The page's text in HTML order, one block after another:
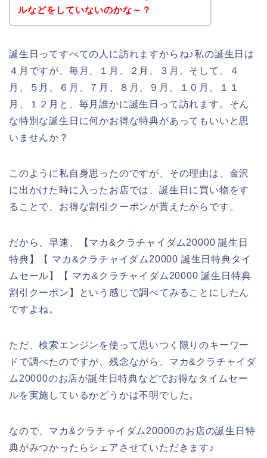
ルなどをしていないのかな～？
誕生日ってすべての人に訪れますからね♪私の誕生日は
４月ですが、毎月、１月、２月、３月、そして、４
月、５月、６月、７月、８月、９月、１０月、１１
月、１２月と、毎月誰かに誕生日って訪れます。そん
な特別な誕生日に何かお得な特典があってもいいと思
いませんか？
このように私自身思ったのですが、その理由は、金沢
に出かけた時に入ったお店では、誕生日に買い物をす
ることで、お得な割引クーポンが貰えたからです。
だから、早速、【マカ&クラチャイダム20000 誕生日
特典】【 マカ&クラチャイダム20000 誕生日特典タイ
ムセール】【 マカ&クラチャイダム20000 誕生日特典
割引クーポン】という感じで調べてみることにしたん
ですよね。
ただ、検索エンジンを使って思いつく限りのキーワー
ドで調べたのですが、残念ながら、マカ&クラチャイダ
ム20000のお店が誕生日特典などでお得なタイムセー
ルを実施しているかどうかは不明でした。
なので、マカ&クラチャイダム20000のお店の誕生日特
典がみつかったらシェアさせていただきます♪